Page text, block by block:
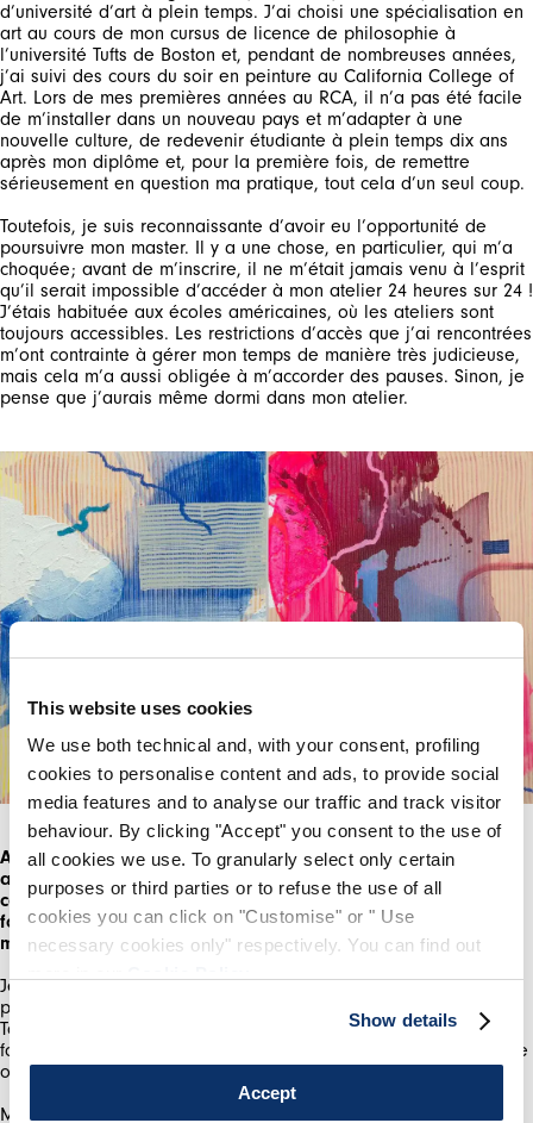
This website uses cookies
We use both technical and, with your consent, profiling
cookies to personalise content and ads, to provide social
media features and to analyse our traffic and track visitor
behaviour. By clicking "Accept" you consent to the use of
all cookies we use. To granularly select only certain
purposes or third parties or to refuse the use of all
cookies you can click on "Customise" or " Use
necessary cookies only" respectively. You can find out
Show details
Accept
S'INSCRIRE À NOTRE BULLETIN
D'INFORMATION
INSCRIVEZ-VOUS À LA NEWSLETTER
Inscrivez-vous à notre newsletter pour
découvrir en avant-première nos dernières
collections.
invitations exclusives à nos ventes privées.
En vous inscrivant, vous acceptez notre la politique de
INSCRIVEZ-VOUS
d’université d’art à plein temps. J’ai choisi une spécialisation en
art au cours de mon cursus de licence de philosophie à
l’université Tufts de Boston et, pendant de nombreuses années,
j’ai suivi des cours du soir en peinture au California College of
Art. Lors de mes premières années au RCA, il n’a pas été facile
de m’installer dans un nouveau pays et m’adapter à une
nouvelle culture, de redevenir étudiante à plein temps dix ans
après mon diplôme et, pour la première fois, de remettre
sérieusement en question ma pratique, tout cela d’un seul coup.
Toutefois, je suis reconnaissante d’avoir eu l’opportunité de
poursuivre mon master. Il y a une chose, en particulier, qui m’a
choquée; avant de m’inscrire, il ne m’était jamais venu à l’esprit
qu’il serait impossible d’accéder à mon atelier 24 heures sur 24 !
J’étais habituée aux écoles américaines, où les ateliers sont
toujours accessibles. Les restrictions d’accès que j’ai rencontrées
m’ont contrainte à gérer mon temps de manière très judicieuse,
mais cela m’a aussi obligée à m’accorder des pauses. Sinon, je
pense que j’aurais même dormi dans mon atelier.
Aujourd’hui, dans le domaine de l’art – comme partout
ailleurs – l’auto-présentation, l’auto-promotion et la
communication via les médias sociaux semblent
fondamentales. Comment abordes-tu cela ? Existe-t-il des
moyens d’en tirer parti ?
Je pense que certaines façons de voir la promotion du travail
peuvent être assimilées à une extension de sa propre pratique.
Tout peut être de l’art. La façon dont vous cadrez une image ou
formulez les mots d’une légende font peut-être partie de l’œuvre
ou du concept.
Mon souhait, c’est que mon travail signifie quelque chose pour